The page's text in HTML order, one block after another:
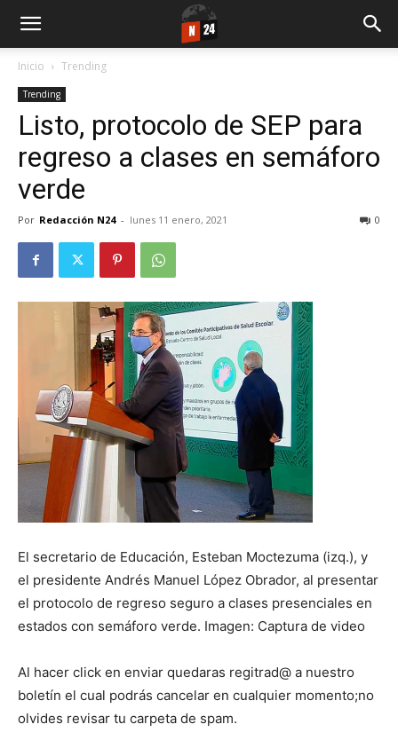
Inicio Trending
Trending
Listo, protocolo de SEP para
regreso a clases en semáforo
verde
Por Redacción N24 - lunes 11 enero, 2021 0
El secretario de Educación, Esteban Moctezuma (izq.), y
el presidente Andrés Manuel López Obrador, al presentar
el protocolo de regreso seguro a clases presenciales en
estados con semáforo verde. Imagen: Captura de video
Al hacer click en enviar quedaras regitrad@ a nuestro
boletín el cual podrás cancelar en cualquier momento;no
olvides revisar tu carpeta de spam.